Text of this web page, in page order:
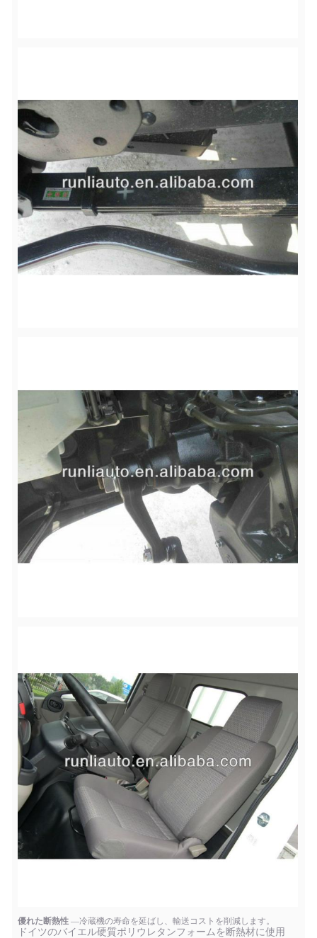
優れた断熱性 —冷蔵機の寿命を延ばし、輸送コストを削減します。
ドイツのバイエル硬質ポリウレタンフォームを断熱材に使用